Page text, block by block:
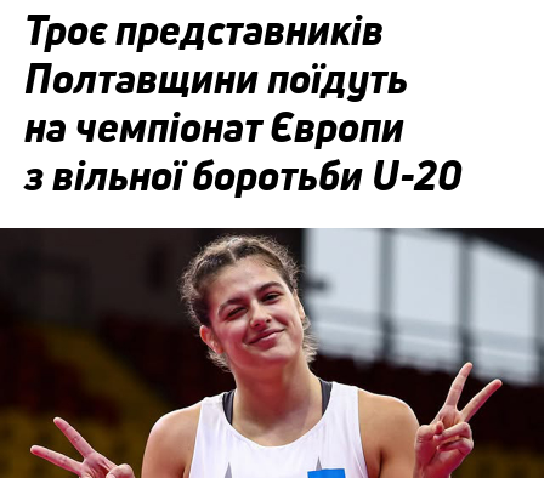
Троє представників
Полтавщини поїдуть
на чемпіонат Європи
з вільної боротьби U-20